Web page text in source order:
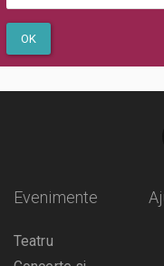
OK
Evenimente
Teatru